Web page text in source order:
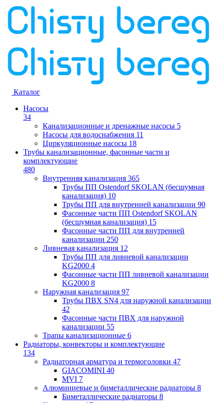
Каталог
Насосы
34
Канализационные и дренажные насосы 5
Насосы для водоснабжения 11
Циркуляционные насосы 18
Трубы канализационные, фасонные части и
комплектующие
480
Внутренняя канализация 365
Трубы ПП Ostendorf SKOLAN (бесшумная
канализация) 10
Трубы ПП для внутренней канализации 90
Фасонные части ПП Ostendorf SKOLAN
(бесшумная канализация) 15
Фасонные части ПП для внутренней
канализации 250
Ливневая канализация 12
Трубы ПП для ливневой канализации
KG2000 4
Фасонные части ПП ливневой канализации
KG2000 8
Наружная канализация 97
Трубы ПВХ SN4 для наружной канализации
42
Фасонные части ПВХ для наружной
канализации 55
Трапы канализационные 6
Радиаторы, конвекторы и комплектующие
134
Радиаторная арматура и термоголовки 47
GIACOMINI 40
MVI 7
Алюминиевые и биметаллические радиаторы 8
Биметаллические радиаторы 8